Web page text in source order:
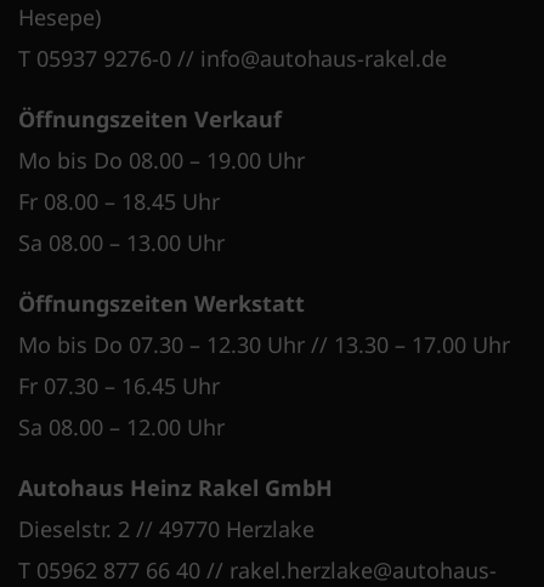
Hesepe)
T 05937 9276-0 // info@autohaus-rakel.de
Öffnungszeiten Verkauf
Mo bis Do 08.00 – 19.00 Uhr
Fr 08.00 – 18.45 Uhr
Sa 08.00 – 13.00 Uhr
Öffnungszeiten Werkstatt
Mo bis Do 07.30 – 12.30 Uhr // 13.30 – 17.00 Uhr
Fr 07.30 – 16.45 Uhr
Sa 08.00 – 12.00 Uhr
Autohaus Heinz Rakel GmbH
Dieselstr. 2 // 49770 Herzlake
T 05962 877 66 40 // rakel.herzlake@autohaus-